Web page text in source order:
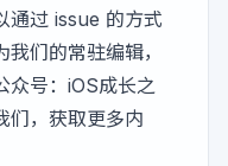
通过 issue 的方式
们的常驻编辑，
众号：iOS成长之
们，获取更多内